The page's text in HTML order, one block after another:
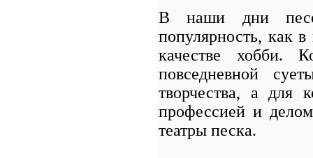
В наши дни
популярность, как
качестве хобби.
повседневной
творчества, а для
профессией и
театры песка.